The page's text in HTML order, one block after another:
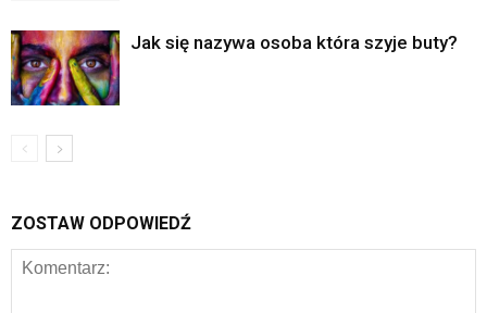
Jak się nazywa osoba która szyje buty?
ZOSTAW ODPOWIEDŹ